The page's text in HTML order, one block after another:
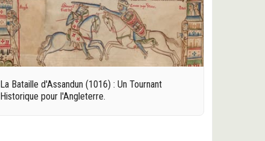
La Bataille d'Assandun (1016) : Un Tournant
Historique pour l'Angleterre.